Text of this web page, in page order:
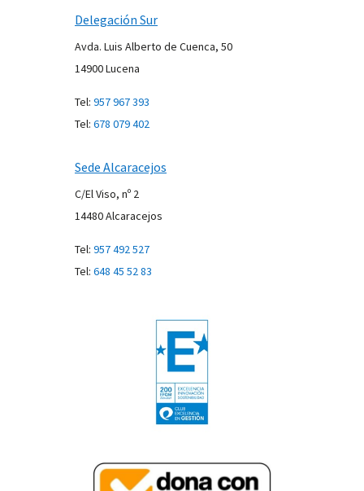
Delegación Sur
Avda. Luis Alberto de Cuenca, 50
14900 Lucena
Tel: 957 967 393
Tel: 678 079 402
Sede Alcaracejos
C/El Viso, nº 2
14480 Alcaracejos
Tel: 957 492 527
Tel: 648 45 52 83